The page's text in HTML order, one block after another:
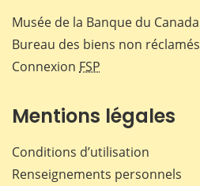
Musée de la Banque du Canada
Bureau des biens non réclamés
Connexion FSP
Mentions légales
Conditions d’utilisation
Renseignements personnels